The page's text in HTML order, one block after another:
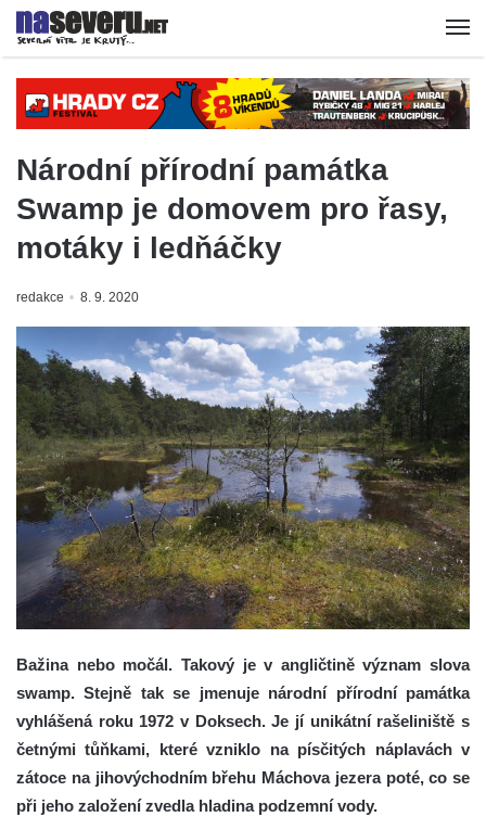
Národní přírodní památka
Swamp je domovem pro řasy,
motáky i ledňáčky
redakce 8. 9. 2020
Bažina nebo močál. Takový je v angličtině význam slova
swamp. Stejně tak se jmenuje národní přírodní památka
vyhlášená roku 1972 v Doksech. Je jí unikátní rašeliniště s
četnými tůňkami, které vzniklo na písčitých náplavách v
zátoce na jihovýchodním břehu Máchova jezera poté, co se
při jeho založení zvedla hladina podzemní vody.